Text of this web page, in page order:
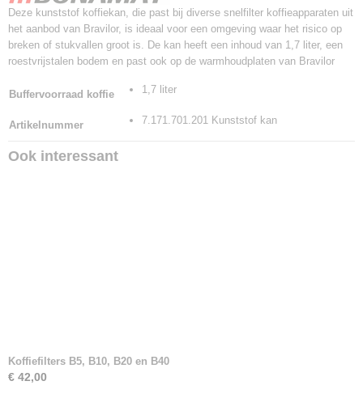
Deze kunststof koffiekan, die past bij diverse snelfilter koffieapparaten uit
het aanbod van Bravilor, is ideaal voor een omgeving waar het risico op
breken of stukvallen groot is. De kan heeft een inhoud van 1,7 liter, een
roestvrijstalen bodem en past ook op de warmhoudplaten van Bravilor
Buffervoorraad koffie 1,7 liter
Artikelnummer 7.171.701.201 Kunststof kan
Ook interessant
Koffiefilters B5, B10, B20 en B40
€ 42,00